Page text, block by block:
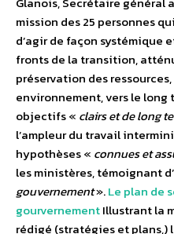
mission des 25 personnes
d’agir de façon systémique
fronts de la transition,
préservation des
environnement, vers le long
objectifs « clairs et de long
l’ampleur du travail
hypothèses « connues et
les ministères, témoignant
gouvernement».Le plan de
gourvernementIllustrant la
rédigé (stratégies et plans,)